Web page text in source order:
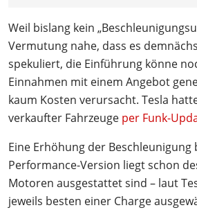
Weil bislang kein
Vermutung nahe, dass es
spekuliert, die Einführung könne
Einnahmen mit einem Angebot
kaum Kosten verursacht. Tesla
verkaufter Fahrzeuge per Funk-
Eine Erhöhung der
Performance-Version liegt schon
Motoren ausgestattet sind – laut
jeweils besten einer Charge